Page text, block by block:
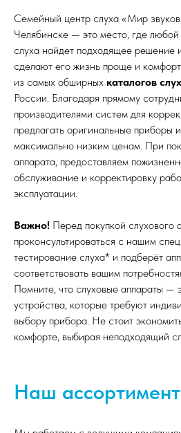
Семейный центр слуха «Мир
Челябинске — это место, где
слуха найдет подходящее решение
сделают его жизнь проще и
из самых обширных каталогов
России. Благодаря прямому
производителями систем для
предлагать оригинальные приборы
максимально низким ценам. При
аппарата, предоставляем
обслуживание и корректировку
эксплуатации.
Важно! Перед покупкой слухового
проконсультироваться с нашим
тестирование слуха* и подберёт
соответствовать вашим
Помните, что слуховые аппараты —
устройства, которые требуют
выбору прибора. Не стоит
комфорте, выбирая неподходящий
Наш ассортимент